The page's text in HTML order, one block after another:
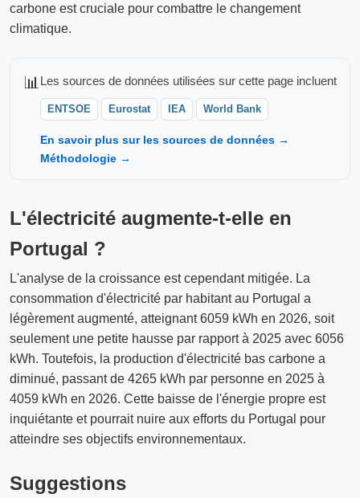
carbone est cruciale pour combattre le changement
climatique.
📊 Les sources de données utilisées sur cette page incluent
ENTSOE Eurostat IEA World Bank
En savoir plus sur les sources de données →
Méthodologie →
L'électricité augmente-t-elle en
Portugal ?
L'analyse de la croissance est cependant mitigée. La
consommation d'électricité par habitant au Portugal a
légèrement augmenté, atteignant 6059 kWh en 2026, soit
seulement une petite hausse par rapport à 2025 avec 6056
kWh. Toutefois, la production d'électricité bas carbone a
diminué, passant de 4265 kWh par personne en 2025 à
4059 kWh en 2026. Cette baisse de l'énergie propre est
inquiétante et pourrait nuire aux efforts du Portugal pour
atteindre ses objectifs environnementaux.
Suggestions